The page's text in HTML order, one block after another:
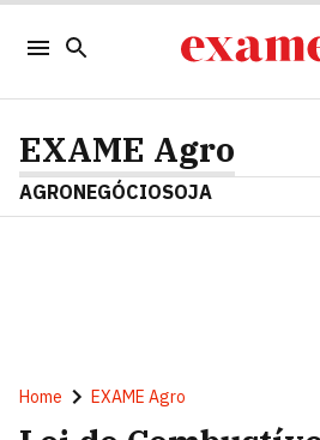
EXAME Agro
AGRONEGÓCIOSOJA
Home EXAME Agro